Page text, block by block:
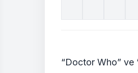
“Doctor Who” ve